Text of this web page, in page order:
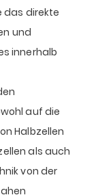
das direkte
und
innerhalb
auf die
Halbzellen
als auch
von der